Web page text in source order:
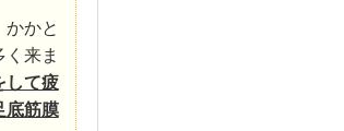
かと
来ま
して疲
底筋膜